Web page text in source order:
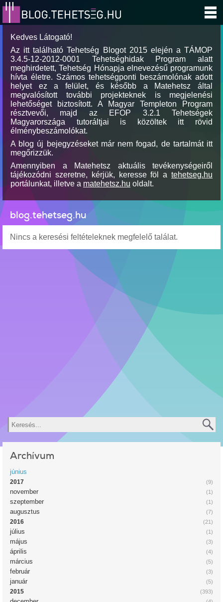
Kedves Látogató!
Az itt található Tehetség Blogot 2015 elején a TÁMOP
3.4.5-12-2012-0001 Tehetséghidak Program alatt
meghirdetett, Tehetség Hónapja elnevezésű programunk
hívta életre. Számos tehetségponti beszámolónak adott
helyet ez a felület, és később a Matehetsz által
megvalósított további projekteknek is megjelenési
lehetőséget biztosított. A Magyar Templeton Program
résztvevői, majd az EFOP 3.2.1 Tehetségek
Magyarországa tutoráltjai is közöltek itt rövid
élménybeszámolókat.
A blog új bejegyzéseket már nem fogad, de tartalmát itt
megőrizzük.
Amennyiben a Matehetsz aktuális tevékenységeiről
tájékozódni szeretne, kérjük, keresse föl a tehetseg.hu
portálunkat, illetve a matehetsz.hu oldalt.
blog.tehetseg.hu
Nincs a keresési feltételeknek megfelelő találat.
Keresés
Archívum
június
(9)
2017
(1)
november
(1)
szeptember
(7)
augusztus
(21)
2016
(1)
július
(3)
május
(4)
április
(5)
március
(3)
február
(5)
január
(393)
2015